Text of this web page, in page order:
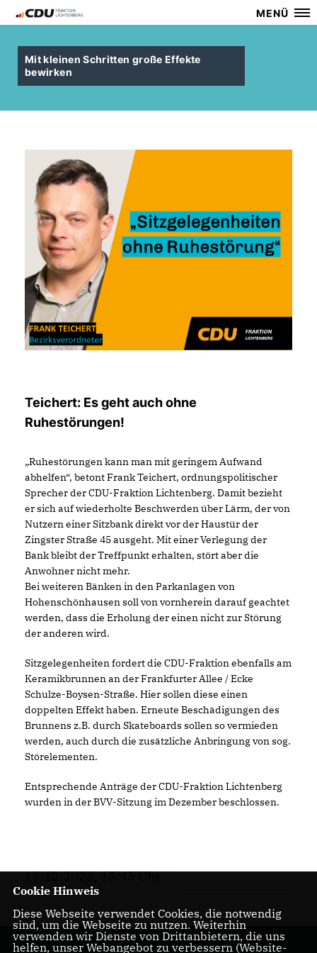
MENÜ
Mit kleinen Schritten große Effekte
bewirken
Teichert: Es geht auch ohne
Ruhestörungen!
Ruhestörungen kann man mit geringem Aufwand
abhelfen“, betont Frank Teichert, ordnungspolitischer
Sprecher der CDU-Fraktion Lichtenberg. Damit bezieht
er sich auf wiederholte Beschwerden über Lärm, der von
Nutzern einer Sitzbank direkt vor der Haustür der
Zingster Straße 45 ausgeht. Mit einer Verlegung der
Bank bleibt der Treffpunkt erhalten, stört aber die
Anwohner nicht mehr.
Bei weiteren Bänken in den Parkanlagen von
Hohenschönhausen soll von vornherein darauf geachtet
werden, dass die Erholung der einen nicht zur Störung
der anderen wird.
Sitzgelegenheiten fordert die CDU-Fraktion ebenfalls am
Keramikbrunnen an der Frankfurter Allee / Ecke
Schulze-Boysen-Straße. Hier sollen diese einen
doppelten Effekt haben. Erneute Beschädigungen des
Brunnens z.B. durch Skateboards sollen so vermieden
werden, auch durch die zusätzliche Anbringung von sog.
Störelementen.
Entsprechende Anträge der CDU-Fraktion Lichtenberg
wurden in der BVV-Sitzung im Dezember beschlossen.
15.12.2023, 15:45 Uhr
Cookie Hinweis
Diese Webseite verwendet Cookies, die notwendig
sind, um die Webseite zu nutzen. Weiterhin
verwenden wir Dienste von Drittanbietern, die uns
helfen, unser Webangebot zu verbessern (Website-